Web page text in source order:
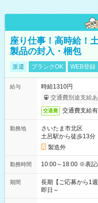
座り仕事！高時給！
製品の封入・梱包
派遣 ブランクOK WEB登録
給与
時給1310円
交通費別途支給あ
交通費 交通費支給有
勤務地
さいたま市北区
土呂駅から徒歩13分
製造外
勤務時間 10:00～
期間
長期【ご応募から1
即日～